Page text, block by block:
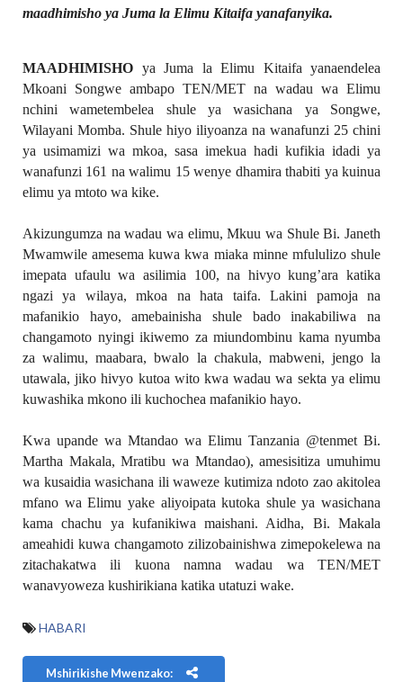
maadhimisho ya Juma la Elimu Kitaifa yanafanyika.
MAADHIMISHO ya Juma la Elimu Kitaifa yanaendelea
Mkoani Songwe ambapo TEN/MET na wadau wa Elimu
nchini wametembelea shule ya wasichana ya Songwe,
Wilayani Momba. Shule hiyo iliyoanza na wanafunzi 25 chini
ya usimamizi wa mkoa, sasa imekua hadi kufikia idadi ya
wanafunzi 161 na walimu 15 wenye dhamira thabiti ya kuinua
elimu ya mtoto wa kike.
Akizungumza na wadau wa elimu, Mkuu wa Shule Bi. Janeth
Mwamwile amesema kuwa kwa miaka minne mfululizo shule
imepata ufaulu wa asilimia 100, na hivyo kung’ara katika
ngazi ya wilaya, mkoa na hata taifa. Lakini pamoja na
mafanikio hayo, amebainisha shule bado inakabiliwa na
changamoto nyingi ikiwemo za miundombinu kama nyumba
za walimu, maabara, bwalo la chakula, mabweni, jengo la
utawala, jiko hivyo kutoa wito kwa wadau wa sekta ya elimu
kuwashika mkono ili kuchochea mafanikio hayo.
Kwa upande wa Mtandao wa Elimu Tanzania @tenmet Bi.
Martha Makala, Mratibu wa Mtandao), amesisitiza umuhimu
wa kusaidia wasichana ili waweze kutimiza ndoto zao akitolea
mfano wa Elimu yake aliyoipata kutoka shule ya wasichana
kama chachu ya kufanikiwa maishani. Aidha, Bi. Makala
ameahidi kuwa changamoto zilizobainishwa zimepokelewa na
zitachakatwa ili kuona namna wadau wa TEN/MET
wanavyoweza kushirikiana katika utatuzi wake.
HABARI
Mshirikishe Mwenzako: